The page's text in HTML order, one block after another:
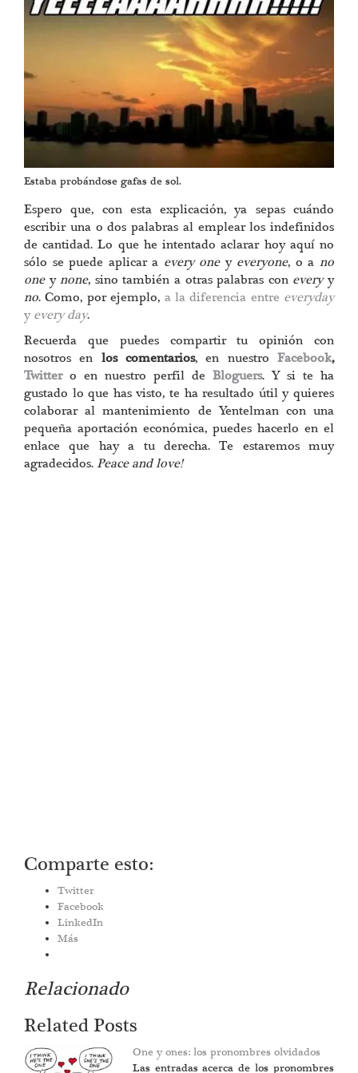
Estaba probándose gafas de sol.
Espero que, con esta explicación, ya sepas cuándo
escribir una o dos palabras al emplear los indefinidos
de cantidad. Lo que he intentado aclarar hoy aquí no
sólo se puede aplicar a every one y everyone, o ano
one ynone, sino también a otras palabras con everyy
no. Como, por ejemplo, a la diferencia entre everyday
yevery day.
Recuerda que puedes compartir tu opinión con
nosotros en los comentarios, en nuestro Facebook,
Twitter o en nuestro perfil de Bloguers. Y si te ha
gustado lo que has visto, te ha resultado útil y quieres
colaborar al mantenimiento de Yentelman con una
pequeña aportación económica, puedes hacerlo en el
enlace que hay a tu derecha. Te estaremos muy
agradecidos.Peace and love!
Comparte esto:
Twitter
Facebook
LinkedIn
Más
Relacionado
Related Posts
One y ones: los pronombres olvidados
Las entradas acerca de los pronombres